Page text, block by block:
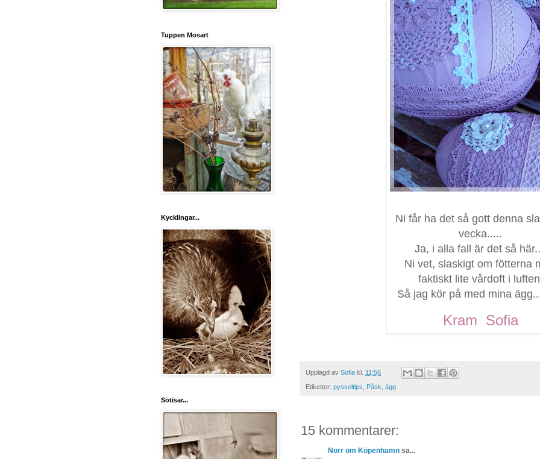
Ni får ha det så gott denna
vecka.....
Ja, i alla fall är det så
Ni vet, slaskigt om fötterna
faktiskt lite vårdoft i
Så jag kör på med mina
Kram Sofia
Upplagd av Sofia kl. 11:56
Etiketter: pysseltips, Påsk, ägg
15 kommentarer:
Norr om Köpenhamn sa...
Tuppen Mosart
Kycklingar...
Sötisar...